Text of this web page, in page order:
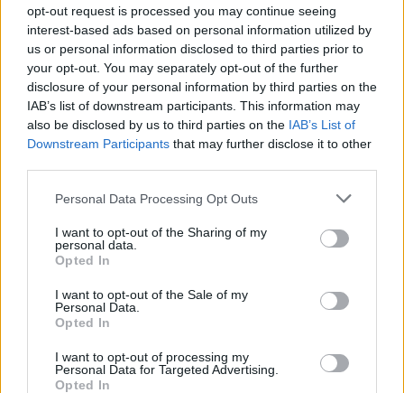
opt-out request is processed you may continue seeing
interest-based ads based on personal information utilized by
us or personal information disclosed to third parties prior to
your opt-out. You may separately opt-out of the further
disclosure of your personal information by third parties on the
IAB’s list of downstream participants. This information may
also be disclosed by us to third parties on the IAB’s List of
Downstream Participants that may further disclose it to other
Personal Data Processing Opt Outs
I want to opt-out of the Sharing of my
personal data.
Opted In
I want to opt-out of the Sale of my
Personal Data.
Opted In
I want to opt-out of processing my
Personal Data for Targeted Advertising.
Opted In